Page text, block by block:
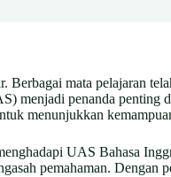
mata pelajaran
penanda penting
menunjukkan
UAS Bahasa
pemahaman.